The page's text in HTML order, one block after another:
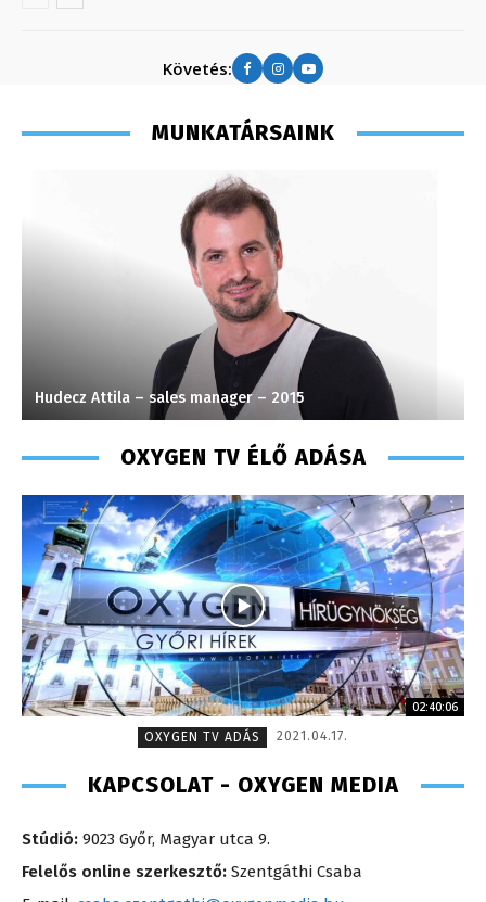
Követés:
MUNKATÁRSAINK
Hudecz Attila – sales manager – 2015
OXYGEN TV ÉLŐ ADÁSA
02:40:06
OXYGEN TV ADÁS
2021.04.17.
KAPCSOLAT - OXYGEN MEDIA
Stúdió: 9023 Győr, Magyar utca 9.
Felelős online szerkesztő: Szentgáthi Csaba